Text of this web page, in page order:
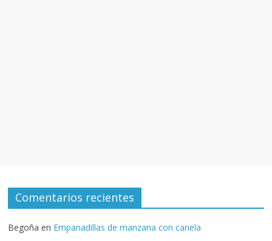
Comentarios recientes
Begoña en Empanadillas de manzana con canela